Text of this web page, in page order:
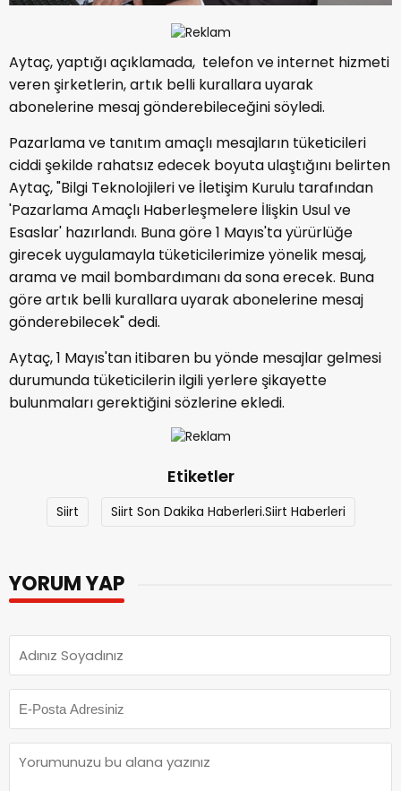
Aytaç, yaptığı açıklamada, telefon ve internet hizmeti
veren şirketlerin, artık belli kurallara uyarak
abonelerine mesaj gönderebileceğini söyledi.
Pazarlama ve tanıtım amaçlı mesajların tüketicileri
ciddi şekilde rahatsız edecek boyuta ulaştığını belirten
Aytaç, "Bilgi Teknolojileri ve İletişim Kurulu tarafından
'Pazarlama Amaçlı Haberleşmelere İlişkin Usul ve
Esaslar' hazırlandı. Buna göre 1 Mayıs'ta yürürlüğe
girecek uygulamayla tüketicilerimize yönelik mesaj,
arama ve mail bombardımanı da sona erecek. Buna
göre artık belli kurallara uyarak abonelerine mesaj
gönderebilecek" dedi.
Aytaç, 1 Mayıs'tan itibaren bu yönde mesajlar gelmesi
durumunda tüketicilerin ilgili yerlere şikayette
bulunmaları gerektiğini sözlerine ekledi.
Etiketler
Siirt Siirt Son Dakika Haberleri.Siirt Haberleri
YORUM YAP